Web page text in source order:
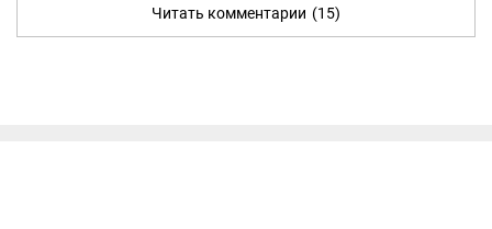
Читать комментарии (15)